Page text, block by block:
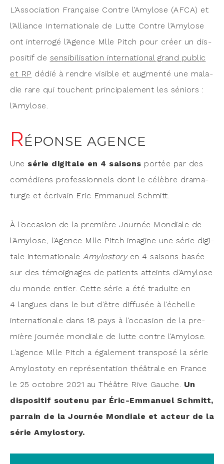
L’Association Fran­çaise Contre l’Amylose (AFCA) et
l’Alliance Inter­na­tio­nale de Lutte Contre l’Amylose
ont inter­ro­gé l’Agence Mlle Pitch pour créer un dis­
po­si­tif de sen­si­bi­li­sa­tion inter­na­tio­nal grand public
et RP dédié à rendre visible et aug­men­té une mala­
die rare qui touchent prin­ci­pa­le­ment les séniors :
l’Amylose.
RÉPONSE AGENCE
Une série digi­tale en 4 sai­sons por­tée par des
comé­diens pro­fes­sion­nels dont le célèbre dra­ma­
turge et écri­vain Eric Emma­nuel Schmitt.
À l’occasion de la pre­mière Jour­née Mon­diale de
l’Amylose, l’Agence Mlle Pitch ima­gine une série digi­
tale inter­na­tio­nale Amy­los­to­ryen 4 sai­sons basée
sur des témoi­gnages de patients atteints d’Amylose
du monde entier. Cette série a été tra­duite en
4 langues dans le but d’être dif­fu­sée à l’échelle
inter­na­tio­nale dans 18 pays à l’occasion de la pre­
mière jour­née mon­diale de lutte contre l’Amylose.
L’agence Mlle Pitch a éga­le­ment trans­po­sé la série
Amy­los­to­ty en repré­sen­ta­tion théâ­trale en France
le 25 octobre 2021 au Théâtre Rive Gauche. Un
dis­po­si­tif sou­te­nu par Éric-Emma­nuel Schmitt,
par­rain de la Jour­née Mon­diale et acteur de la
série Amylostory.